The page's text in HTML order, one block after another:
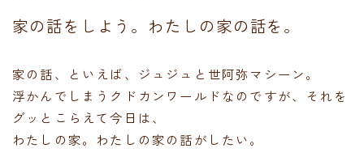
家の話をしよう。わたしの家の話を。
家の話、といえば、ジュジュと世阿弥マシーン。
浮かんでしまうクドカンワールドなのですが、それを
グッとこらえて今日は、
わたしの家。わたしの家の話がしたい。